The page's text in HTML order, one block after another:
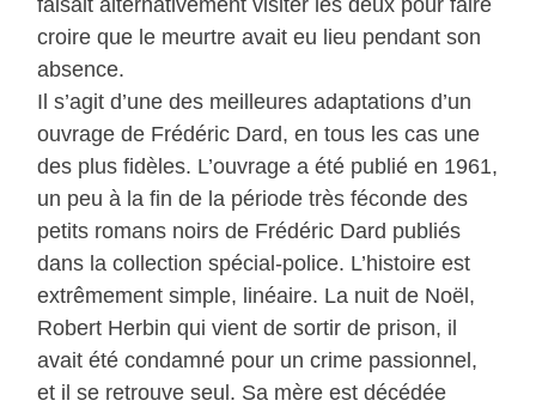
faisait alternativement visiter les deux pour faire
croire que le meurtre avait eu lieu pendant son
absence.
Il s’agit d’une des meilleures adaptations d’un
ouvrage de Frédéric Dard, en tous les cas une
des plus fidèles. L’ouvrage a été publié en 1961,
un peu à la fin de la période très féconde des
petits romans noirs de Frédéric Dard publiés
dans la collection spécial-police. L’histoire est
extrêmement simple, linéaire. La nuit de Noël,
Robert Herbin qui vient de sortir de prison, il
avait été condamné pour un crime passionnel,
et il se retrouve seul. Sa mère est décédée